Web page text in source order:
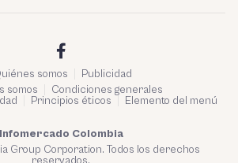
somos
Publicidad
somos
Condiciones generales
Principios éticos Elemento del menú
Infomercado Colombia
Group Corporation. Todos los derechos
reservados.